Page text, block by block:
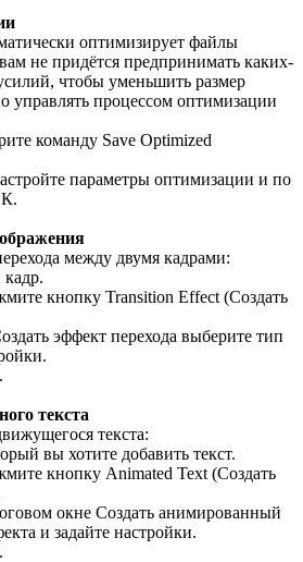
оптимизирует файлы
не придётся предпринимать каких-
чтобы уменьшить размер
управлять процессом оптимизации
команду Save Optimized
параметры оптимизации и по
между двумя кадрами:
кнопку Transition Effect (Создать
эффект перехода выберите тип
текста
текста:
вы хотите добавить текст.
кнопку Animated Text (Создать
окне Создать анимированный
и задайте настройки.